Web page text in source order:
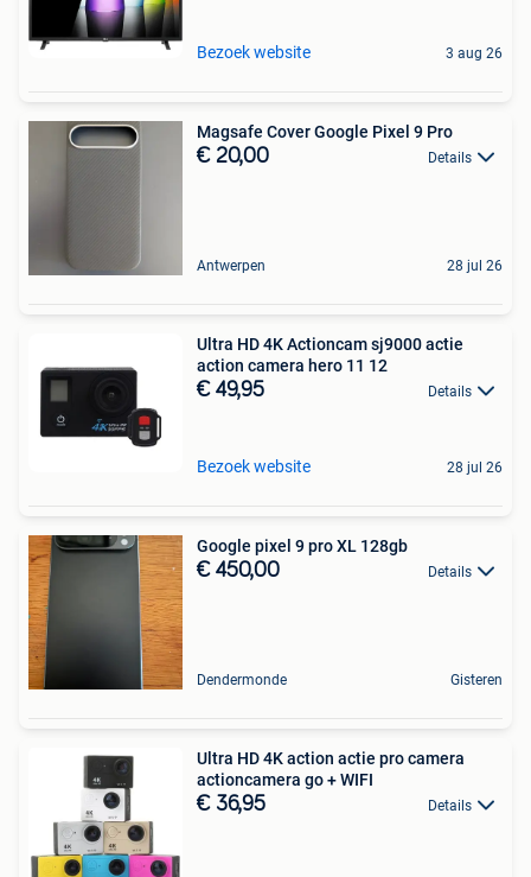
Bezoek website 3 aug 26
Magsafe Cover Google Pixel 9 Pro
€ 20,00 Details
Antwerpen 28 jul 26
Ultra HD 4K Actioncam sj9000 actie
action camera hero 11 12
€ 49,95 Details
Bezoek website 28 jul 26
Google pixel 9 pro XL 128gb
€ 450,00 Details
Dendermonde Gisteren
Ultra HD 4K action actie pro camera
actioncamera go + WIFI
€ 36,95 Details